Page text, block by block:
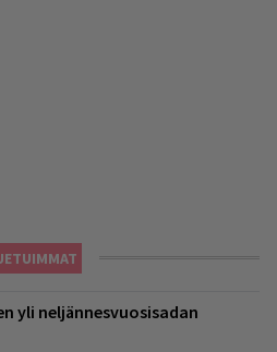
yli neljännesvuosisadan